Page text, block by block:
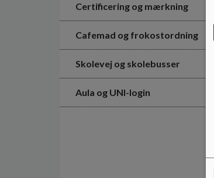
Certificering og mærkning
Cafemad og frokostordning
Skolevej og skolebusser
Aula og UNI-login